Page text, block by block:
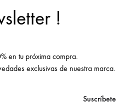
!
en tu próxima compra.
exclusivas de nuestra marca.